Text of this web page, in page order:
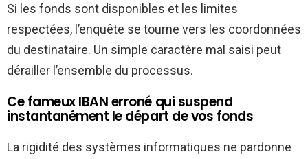
Si les fonds sont disponibles et les limites
respectées, l’enquête se tourne vers les coordonnées
du destinataire. Un simple caractère mal saisi peut
dérailler l’ensemble du processus.
Ce fameux IBAN erroné qui suspend
instantanément le départ de vos fonds
La rigidité des systèmes informatiques ne pardonne